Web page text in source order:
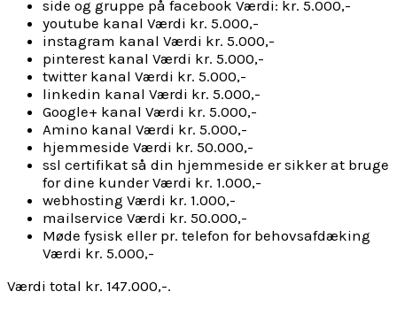
side og gruppe på facebook Værdi: kr. 5.000,-
youtube kanal Værdi kr. 5.000,-
instagram kanal Værdi kr. 5.000,-
pinterest kanal Værdi kr. 5.000,-
twitter kanal Værdi kr. 5.000,-
linkedin kanal Værdi kr. 5.000,-
Google+ kanal Værdi kr. 5.000,-
Amino kanal Værdi kr. 5.000,-
hjemmeside Værdi kr. 50.000,-
ssl certifikat så din hjemmeside er sikker at bruge
for dine kunder Værdi kr. 1.000,-
webhosting Værdi kr. 1.000,-
mailservice Værdi kr. 50.000,-
Møde fysisk eller pr. telefon for behovsafdæking
Værdi kr. 5.000,-
Værdi total kr. 147.000,-.